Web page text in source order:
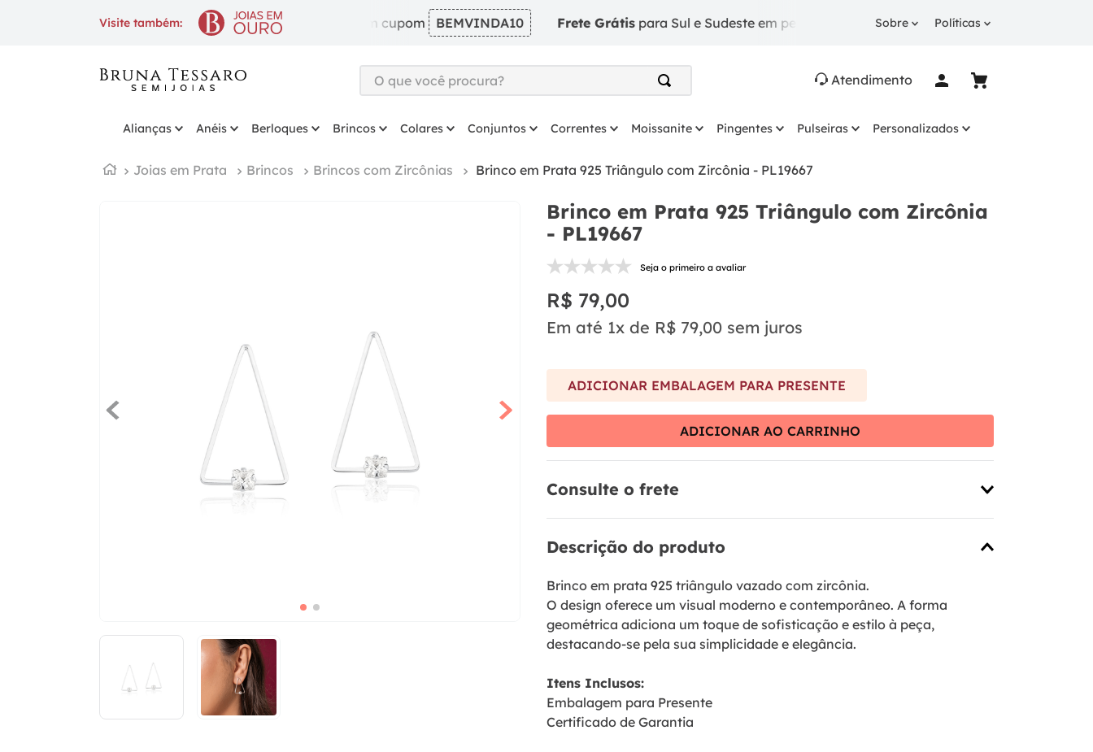
Visite também:
10% OFF na 1ª compra com cupom BEMVINDA10 Frete Grátispara Sul e Sudeste em pedidos a partir de R$ 249. 10% OFF na 1ª compra
Sobre Políticas
O que você procura?
2º
solitário
8º
aliança
Atendimento
Alianças Anéis Berloques Brincos Colares Conjuntos Correntes Moissanite Pingentes Pulseiras Personalizados
Joias em Prata Brincos Brincos com Zircônias Brinco em Prata 925 Triângulo com Zircônia - PL19667
Brinco em Prata 925 Triângulo com Zircônia
- PL19667
Seja o primeiro a avaliar
R$ 79,00
Em até 1x de R$ 79,00 sem juros
ADICIONAR EMBALAGEM PARA PRESENTE
ADICIONAR AO CARRINHO
Consulte o frete
Descrição do produto
Brinco em prata 925 triângulo vazado com zircônia.
O design oferece um visual moderno e contemporâneo. A forma
geométrica adiciona um toque de sofisticação e estilo à peça,
destacando-se pela sua simplicidade e elegância.
Itens Inclusos:
Embalagem para Presente
Certificado de Garantia